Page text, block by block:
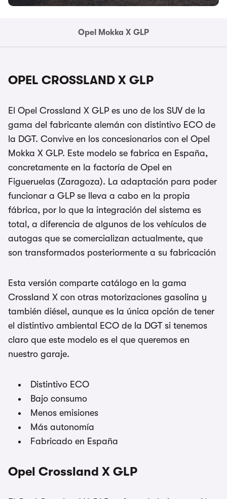
Opel Mokka X GLP
OPEL CROSSLAND X GLP
El Opel Crossland X GLP es uno de los SUV de la
gama del fabricante alemán con distintivo ECO de
la DGT. Convive en los concesionarios con el Opel
Mokka X GLP. Este modelo se fabrica en España,
concretamente en la factoría de Opel en
Figueruelas (Zaragoza). La adaptación para poder
funcionar a GLP se lleva a cabo en la propia
fábrica, por lo que la integración del sistema es
total, a diferencia de algunos de los vehículos de
autogas que se comercializan actualmente, que
son transformados posteriormente a su fabricación
Esta versión comparte catálogo en la gama
Crossland X con otras motorizaciones gasolina y
también diésel, aunque es la única opción de tener
el distintivo ambiental ECO de la DGT si tenemos
claro que este modelo es el que queremos en
nuestro garaje.
Distintivo ECO
Bajo consumo
Menos emisiones
Más autonomía
Fabricado en España
Opel Crossland X GLP